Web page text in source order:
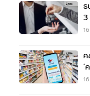
‘